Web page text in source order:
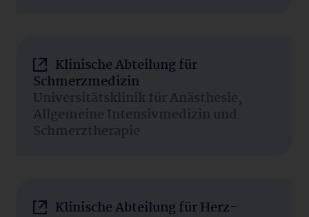
Klinische Abteilung für
Schmerzmedizin
Universitätsklinik für Anästhesie,
Allgemeine Intensivmedizin und
Schmerztherapie
Klinische Abteilung für Herz-